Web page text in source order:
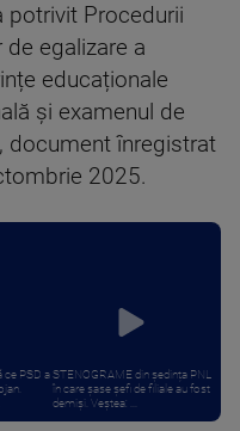
potrivit Procedurii
egalizare a
educaționale
și examenul de
document înregistrat
2025.
ce PSD aSTENOGRAME din ședința PNL
în care șase șefi de filiale au fost
demiși. Veștea: ...